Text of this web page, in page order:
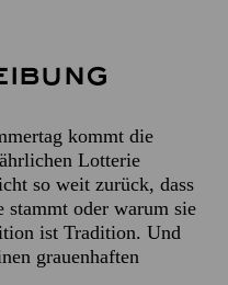
kommt die
Lotterie
so weit zurück, dass
stammt oder warum sie
ist Tradition. Und
grauenhaften